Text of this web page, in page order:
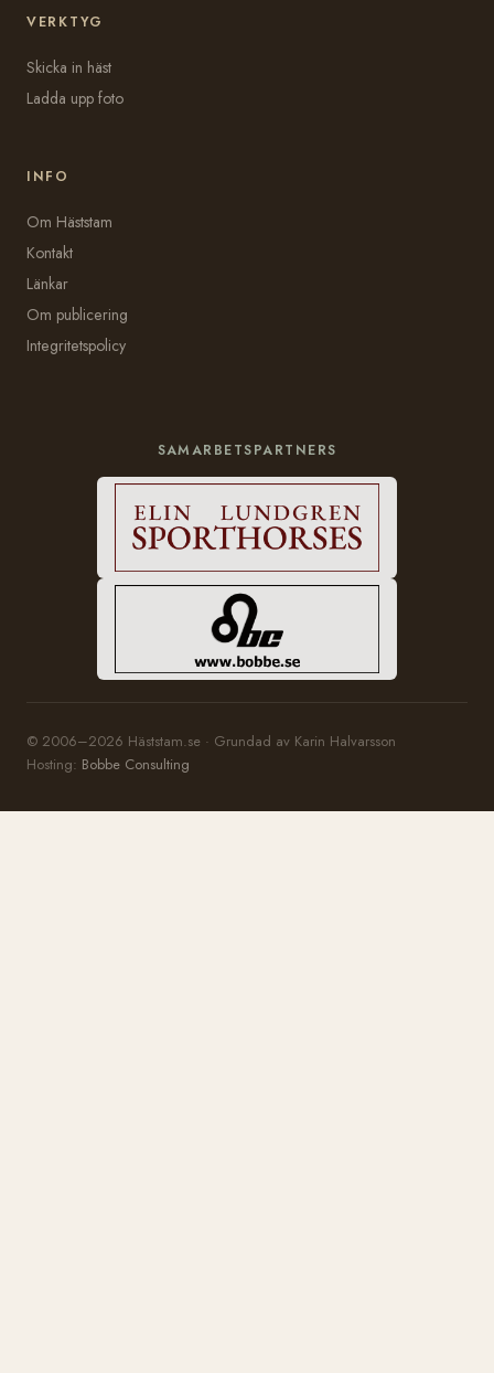
VERKTYG
Skicka in häst
Ladda upp foto
INFO
Om Häststam
Kontakt
Länkar
Om publicering
Integritetspolicy
SAMARBETSPARTNERS
© 2006–2026 Häststam.se · Grundad av Karin Halvarsson
Hosting: Bobbe Consulting